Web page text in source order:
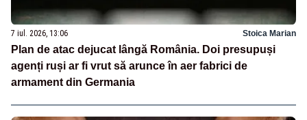
7 iul. 2026, 13:06 Stoica Marian
Plan de atac dejucat lângă România. Doi presupuși
agenți ruși ar fi vrut să arunce în aer fabrici de
armament din Germania